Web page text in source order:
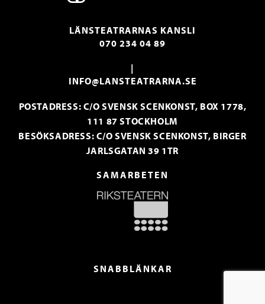
LÄNSTEATRARNAS KANSLI
070 234 04 89
|
INFO@LANSTEATRARNA.SE
POSTADRESS: C/O SVENSK SCENKONST, BOX 1778,
111 87 STOCKHOLM
BESÖKSADRESS: C/O SVENSK SCENKONST, BIRGER
JARLSGATAN 39 1TR
SAMARBETEN
SNABBLÄNKAR